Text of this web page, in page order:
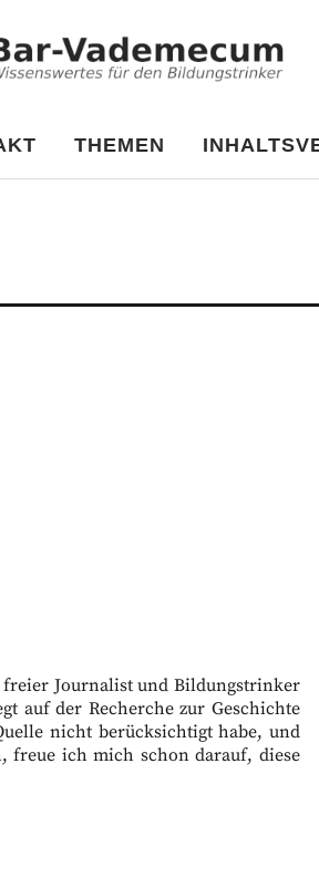
THEMEN
Journalist und Bildungstrinker
auf der Recherche zur Geschichte
nicht berücksichtigt habe, und
freue ich mich schon darauf, diese